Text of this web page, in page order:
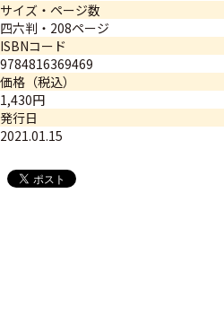
サイズ・ページ数
四六判・208ページ
ISBNコード
9784816369469
価格（税込）
1,430円
発行日
2021.01.15